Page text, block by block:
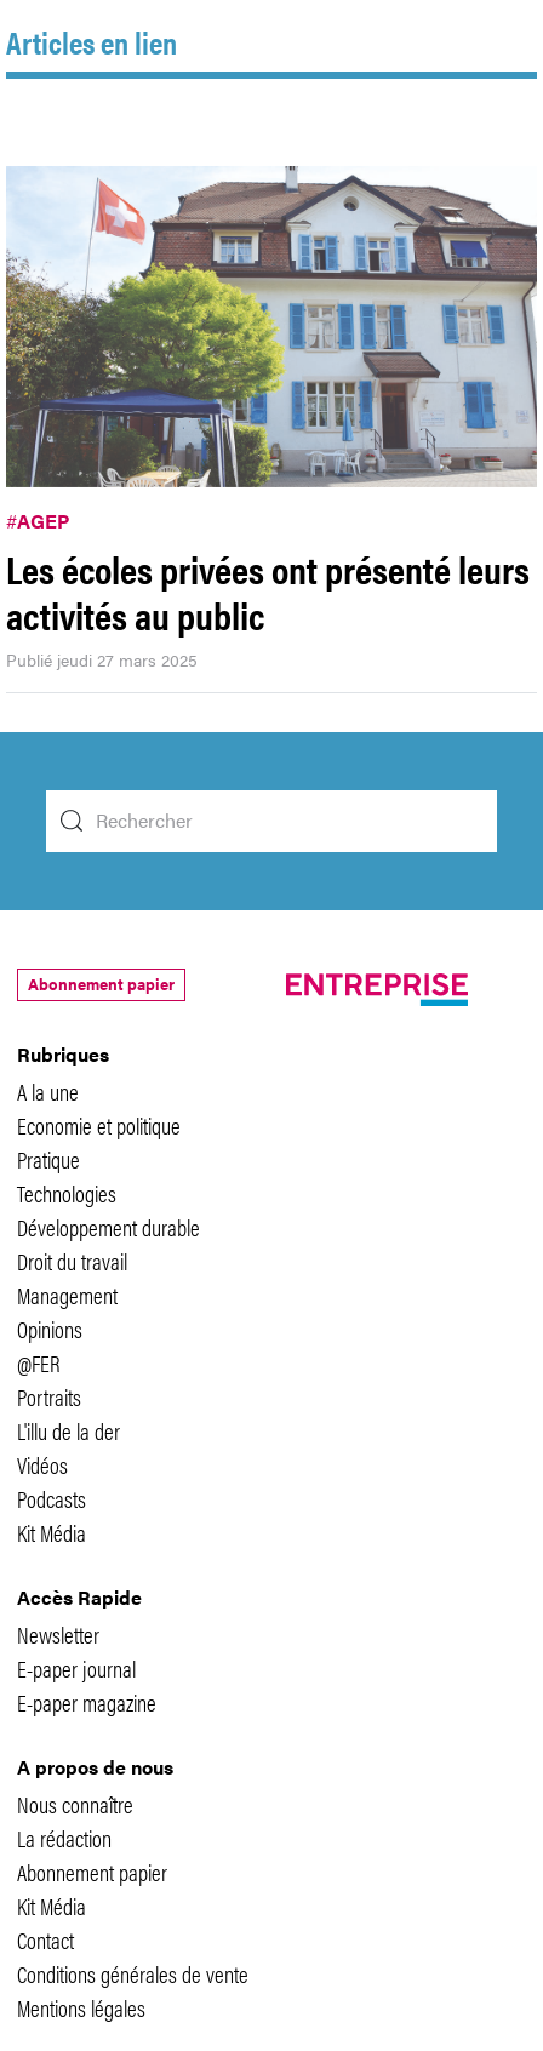
Articles en lien
#AGEP
Les écoles privées ont présenté leurs
activités au public
Publié jeudi 27 mars 2025
Rubriques
A la une
Economie et politique
Pratique
Technologies
Développement durable
Droit du travail
Management
Opinions
@FER
Portraits
L'illu de la der
Vidéos
Podcasts
Kit Média
Accès Rapide
Newsletter
E-paper journal
E-paper magazine
A propos de nous
Nous connaître
La rédaction
Abonnement papier
Kit Média
Contact
Conditions générales de vente
Mentions légales
Abonnement papier